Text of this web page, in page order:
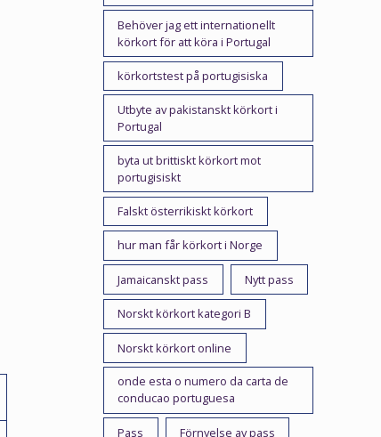
Behöver jag ett internationellt
körkort för att köra i Portugal
körkortstest på portugisiska
Utbyte av pakistanskt körkort i
Portugal
byta ut brittiskt körkort mot
portugisiskt
Falskt österrikiskt körkort
hur man får körkort i Norge
Jamaicanskt pass Nytt pass
Norskt körkort kategori B
Norskt körkort online
onde esta o numero da carta de
conducao portuguesa
Pass Förnyelse av pass